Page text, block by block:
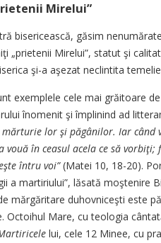
Mirelui”
bisericească, găsim
„prietenii Mirelui”, statut şi
şi-a aşezat neclintita
exemplele cele mai grăitoare
înomenit şi împlinind ad
lor şi păgânilor. Iar când
vouă în ceasul acela ce să
întru voi”(Matei 10, 18-20).
a martiriului”, lăsată moştenire
mărgăritare duhovniceşti este
Octoihul Mare, cu teologia
lui, cele 12 Minee, cu